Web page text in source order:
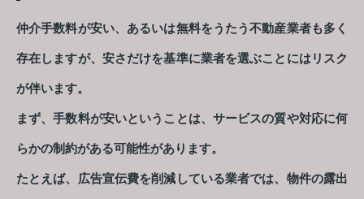
仲介手数料が安い、あるいは無料をうたう不動産業者も多く
存在しますが、安さだけを基準に業者を選ぶことにはリスク
が伴います。
まず、手数料が安いということは、サービスの質や対応に何
らかの制約がある可能性があります。
たとえば、広告宣伝費を削減している業者では、物件の露出